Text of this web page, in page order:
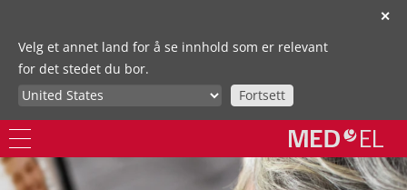
✕
Velg et annet land for å se innhold som er relevant
for det stedet du bor.
Fortsett